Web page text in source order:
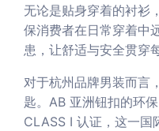
无论是贴身穿着的衬衫
保消费者在日常穿着中
患，让舒适与安全贯穿
对于杭州品牌男装而言
匙。AB 亚洲钮扣的环
CLASS I 认证，这一国